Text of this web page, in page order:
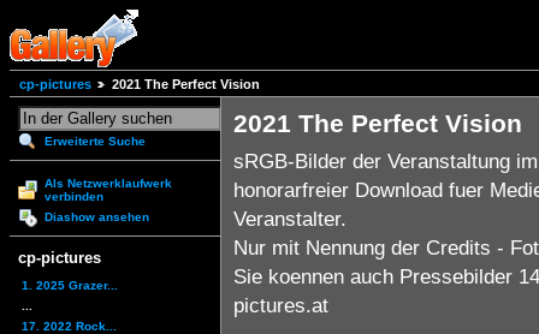
cp-pictures 2021 The Perfect Vision
Erweiterte Suche
Als Netzwerklaufwerk
verbinden
Diashow ansehen
cp-pictures
1. 2025 Grazer...
17. 2022 Rock...
2021 The Perfect Vision
sRGB-Bilder der Veranstaltung
honorarfreier Download fuer
Veranstalter.
Nur mit Nennung der Credits -
Sie koennen auch Pressebilder
pictures.at